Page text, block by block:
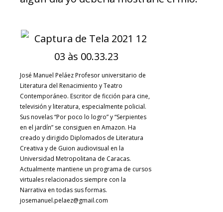
José Manuel Peláez Profesor universitario de
Literatura del Renacimiento y Teatro
Contemporáneo. Escritor de ficción para cine,
televisión y literatura, especialmente policial.
Sus novelas “Por poco lo logro” y “Serpientes
en el jardín” se consiguen en Amazon. Ha
creado y dirigido Diplomados de Literatura
Creativa y de Guion audiovisual en la
Universidad Metropolitana de Caracas.
Actualmente mantiene un programa de cursos
virtuales relacionados siempre con la
Narrativa en todas sus formas.
josemanuel.pelaez@gmail.com